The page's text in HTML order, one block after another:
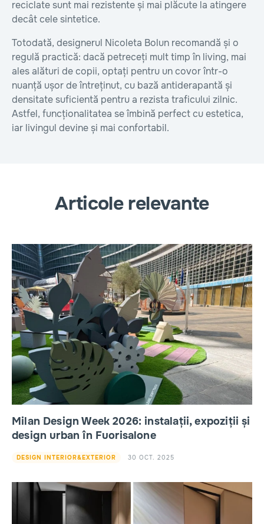
reciclate sunt mai rezistente și mai plăcute la atingere
decât cele sintetice.
Totodată, designerul Nicoleta Bolun recomandă și o
regulă practică: dacă petreceți mult timp în living, mai
ales alături de copii, optați pentru un covor într-o
nuanță ușor de întreținut, cu bază antiderapantă și
densitate suficientă pentru a rezista traficului zilnic.
Astfel, funcționalitatea se îmbină perfect cu estetica,
iar livingul devine și mai confortabil.
Articole relevante
Milan Design Week 2026: instalații, expoziții și
design urban în Fuorisalone
DESIGN INTERIOR&EXTERIOR 30 OCT. 2025